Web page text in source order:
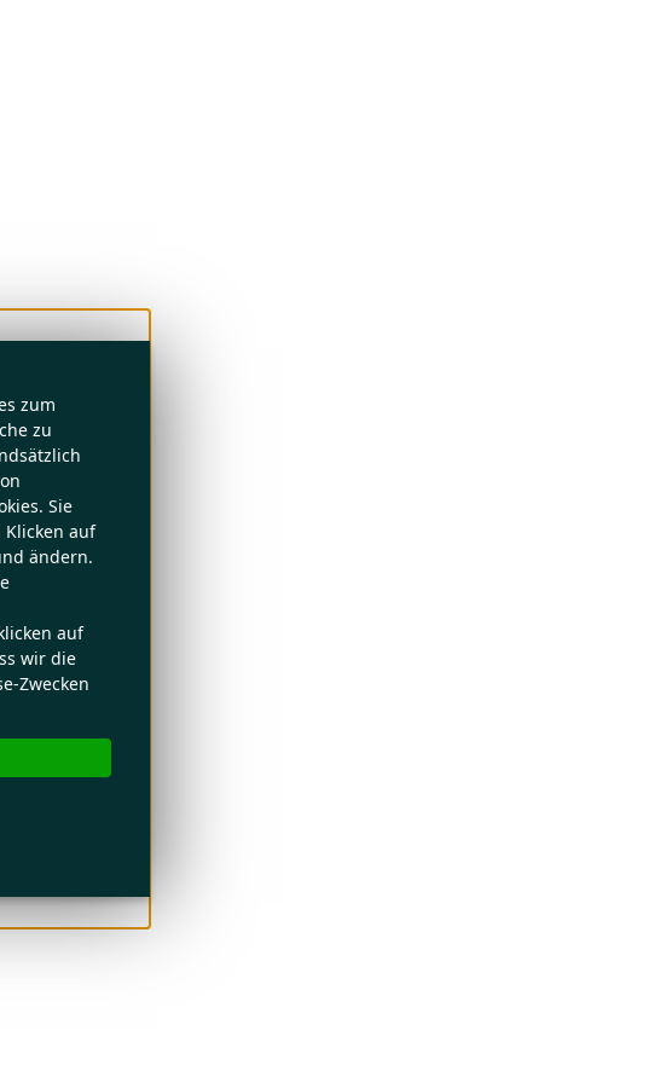
zum
zu
Sie
auf
ändern.
auf
wir die
Zwecken